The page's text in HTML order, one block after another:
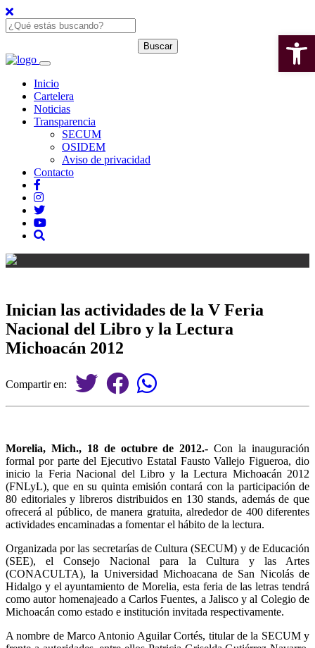
Inicio
Cartelera
Noticias
Transparencia
SECUM
OSIDEM
Aviso de privacidad
Contacto
Inician las actividades de la V Feria
Nacional del Libro y la Lectura
Michoacán 2012
Compartir en:
Morelia, Mich., 18 de octubre de 2012.- Con la inauguración
formal por parte del Ejecutivo Estatal Fausto Vallejo Figueroa, dio
inicio la Feria Nacional del Libro y la Lectura Michoacán 2012
(FNLyL), que en su quinta emisión contará con la participación de
80 editoriales y libreros distribuidos en 130 stands, además de que
ofrecerá al público, de manera gratuita, alrededor de 400 diferentes
actividades encaminadas a fomentar el hábito de la lectura.
Organizada por las secretarías de Cultura (SECUM) y de Educación
(SEE), el Consejo Nacional para la Cultura y las Artes
(CONACULTA), la Universidad Michoacana de San Nicolás de
Hidalgo y el ayuntamiento de Morelia, esta feria de las letras tendrá
como autor homenajeado a Carlos Fuentes, a Jalisco y al Colegio de
Michoacán como estado e institución invitada respectivamente.
A nombre de Marco Antonio Aguilar Cortés, titular de la SECUM y